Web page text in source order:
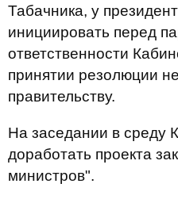
Табачника, у
инициировать перед
ответственности
принятии резолюции
правительству.
На заседании в среду
доработать проекта
министров".